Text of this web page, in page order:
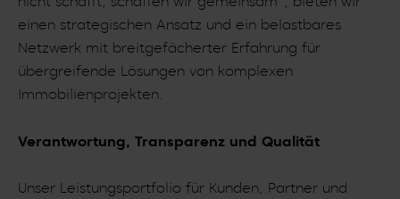
einen strategischen Ansatz und ein belastbares
Netzwerk mit breitgefächerter Erfahrung für
übergreifende Lösungen von komplexen
Immobilienprojekten.
Verantwortung, Transparenz und Qualität
Unser Leistungsportfolio für Kunden, Partner und